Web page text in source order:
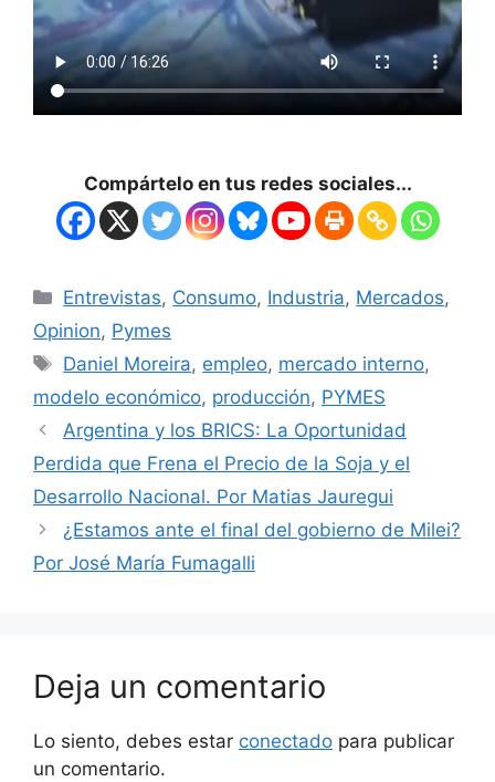
Compártelo en tus redes sociales...
Entrevistas, Consumo, Industria, Mercados,
Opinion, Pymes
Daniel Moreira, empleo, mercado interno,
modelo económico, producción, PYMES
Argentina y los BRICS: La Oportunidad
Perdida que Frena el Precio de la Soja y el
Desarrollo Nacional. Por Matias Jauregui
¿Estamos ante el final del gobierno de Milei?
Por José María Fumagalli
Deja un comentario
Lo siento, debes estar conectado para publicar
un comentario.